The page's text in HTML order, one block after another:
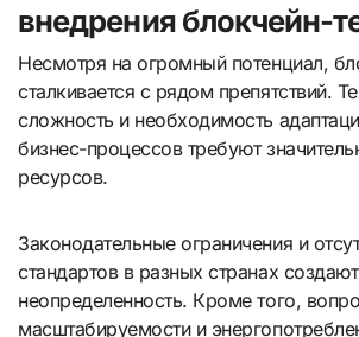
внедрения блокчейн-
Несмотря на огромный потенциал,
сталкивается с рядом препятствий.
сложность и необходимость
бизнес-процессов требуют
ресурсов.
Законодательные ограничения и
стандартов в разных странах
неопределенность. Кроме того,
масштабируемости и